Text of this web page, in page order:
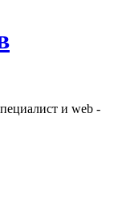
и web -